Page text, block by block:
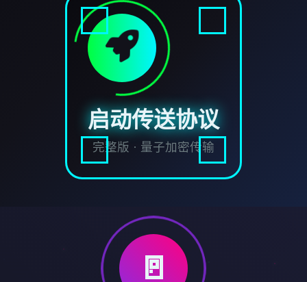
启动传送协议
完整版 · 量子加密传输
🚪